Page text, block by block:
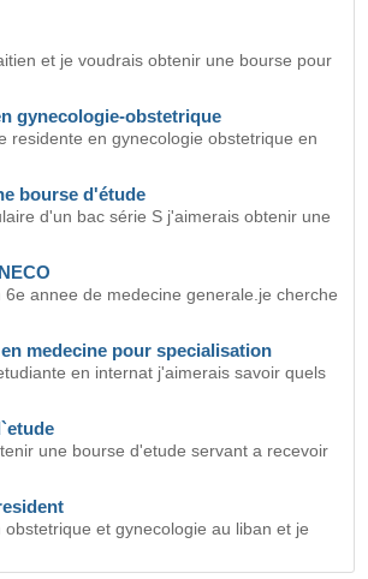
et je voudrais obtenir une bourse pour
gynecologie-obstetrique
residente en gynecologie obstetrique en
bourse d'étude
d'un bac série S j'aimerais obtenir une
6e annee de medecine generale.je cherche
medecine pour specialisation
en internat j'aimerais savoir quels
une bourse d'etude servant a recevoir
et gynecologie au liban et je